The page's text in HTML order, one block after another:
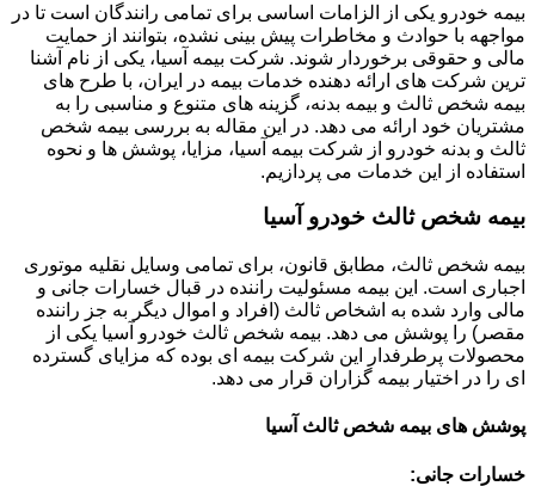
بیمه خودرو یکی از الزامات اساسی برای تمامی رانندگان است تا در
مواجهه با حوادث و مخاطرات پیش بینی نشده، بتوانند از حمایت
مالی و حقوقی برخوردار شوند. شرکت بیمه آسیا، یکی از نام آشنا
ترین شرکت های ارائه دهنده خدمات بیمه در ایران، با طرح های
بیمه شخص ثالث و بیمه بدنه، گزینه های متنوع و مناسبی را به
مشتریان خود ارائه می دهد. در این مقاله به بررسی بیمه شخص
ثالث و بدنه خودرو از شرکت بیمه آسیا، مزایا، پوشش ها و نحوه
استفاده از این خدمات می پردازیم.
بیمه شخص ثالث خودرو آسیا
بیمه شخص ثالث، مطابق قانون، برای تمامی وسایل نقلیه موتوری
اجباری است. این بیمه مسئولیت راننده در قبال خسارات جانی و
مالی وارد شده به اشخاص ثالث (افراد و اموال دیگر به جز راننده
مقصر) را پوشش می دهد. بیمه شخص ثالث خودرو آسیا یکی از
محصولات پرطرفدار این شرکت بیمه ای بوده که مزایای گسترده
ای را در اختیار بیمه گزاران قرار می دهد.
پوشش های بیمه شخص ثالث آسیا
خسارات جانی: